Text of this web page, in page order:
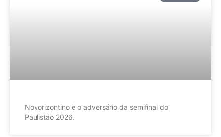
Novorizontino é o adversário da semifinal do
Paulistão 2026.